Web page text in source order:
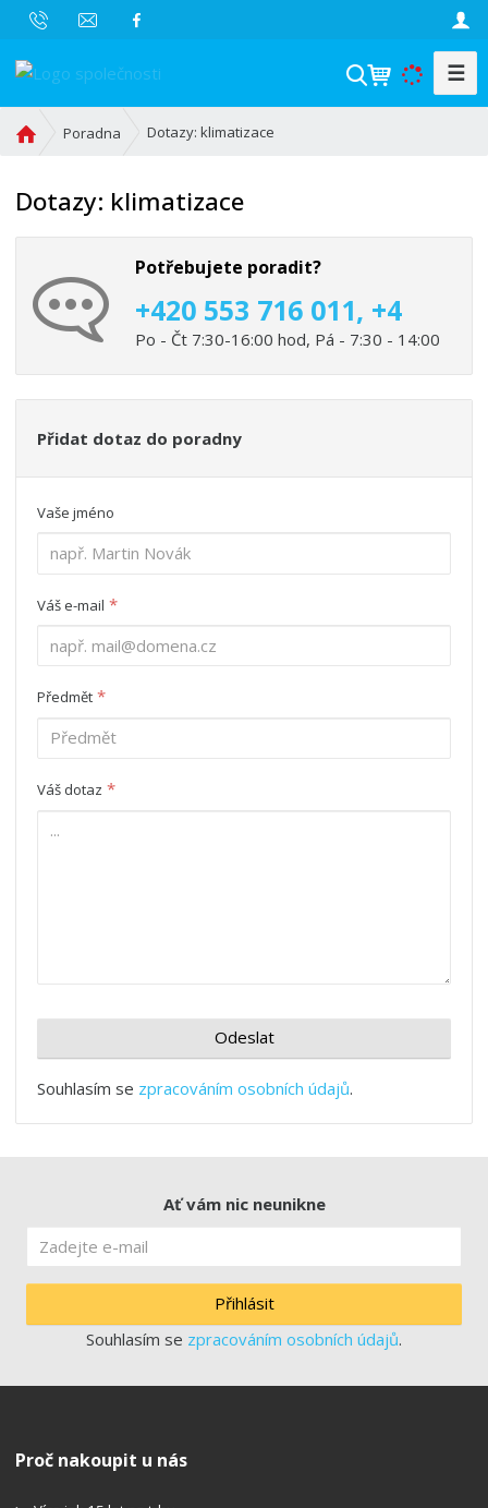
V
a
☰
v
d
t
r
n
a
Poradna Dotazy: klimatizace
Dotazy: klimatizace
Potřebujete poradit?
+420 553 716 011, +4
Po - Čt 7:30-16:00 hod, Pá - 7:30 - 14:00
Přidat dotaz do poradny
Vaše jméno
Váš e-mail *
Předmět *
Váš dotaz *
Odeslat
Souhlasím se zpracováním osobních údajů.
Ať vám nic neunikne
Přihlásit
Souhlasím se zpracováním osobních údajů.
Proč nakoupit u nás